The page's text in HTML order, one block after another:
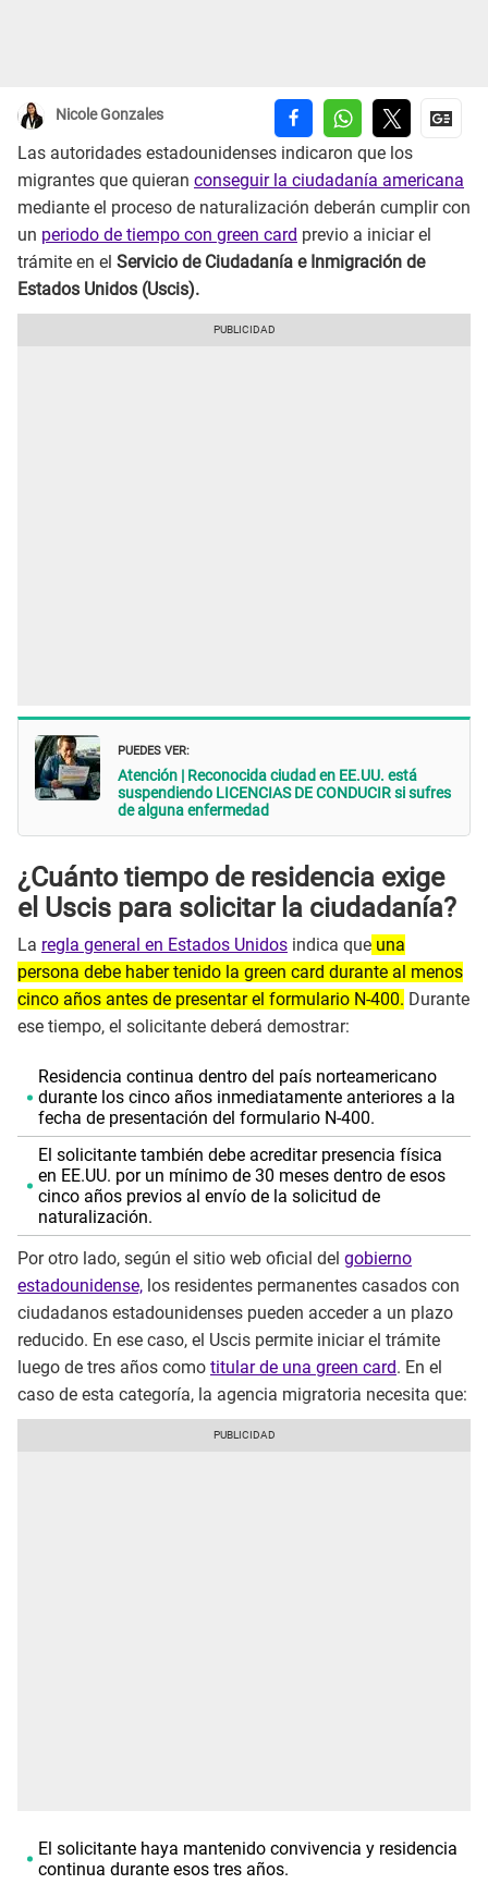
Nicole Gonzales
Las autoridades estadounidenses indicaron que los
migrantes que quieran conseguir la ciudadanía americana
mediante el proceso de naturalización deberán cumplir con
un periodo de tiempo con green card previo a iniciar el
trámite en el Servicio de Ciudadanía e Inmigración de
Estados Unidos (Uscis).
PUEDES VER:
Atención | Reconocida ciudad en EE.UU. está
suspendiendo LICENCIAS DE CONDUCIR si sufres
de alguna enfermedad
¿Cuánto tiempo de residencia exige
el Uscis para solicitar la ciudadanía?
La regla general en Estados Unidos indica que una
persona debe haber tenido la green card durante al menos
cinco años antes de presentar el formulario N-400. Durante
ese tiempo, el solicitante deberá demostrar:
Residencia continua dentro del país norteamericano
durante los cinco años inmediatamente anteriores a la
fecha de presentación del formulario N-400.
El solicitante también debe acreditar presencia física
en EE.UU. por un mínimo de 30 meses dentro de esos
cinco años previos al envío de la solicitud de
naturalización.
Por otro lado, según el sitio web oficial del gobierno
estadounidense, los residentes permanentes casados con
ciudadanos estadounidenses pueden acceder a un plazo
reducido. En ese caso, el Uscis permite iniciar el trámite
luego de tres años como titular de una green card. En el
caso de esta categoría, la agencia migratoria necesita que:
El solicitante haya mantenido convivencia y residencia
continua durante esos tres años.